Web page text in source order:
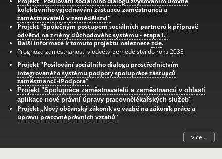
kolektivního vyjednávání zástupců zaměstnanců a
zaměstnavatelů v zemědělství"
Projekt "Společným postupem sociálních partnerů k přípravě
odvětví na změny důchodového systému - etapa I."
Další informace k tomuto projektu naleznetezde.
Prognóza zaměstnanosti v odvětví zemědělství do roku 2033
Projekt "Posilování sociálního dialogu prostřednictvím
integrovaného systému podpory spolupráce zástupců
zaměstnanců-iPodpora"
Projekt "Spolupráce zaměstnavatelů a zaměstnanců v oblasti
aplikace nové právní úpravy pracovnělékařských služeb"
Projekt „Nový občanský zákoník ve vazbě na zákoník práce a
úpravu pracovněprávních vztahů“
více...